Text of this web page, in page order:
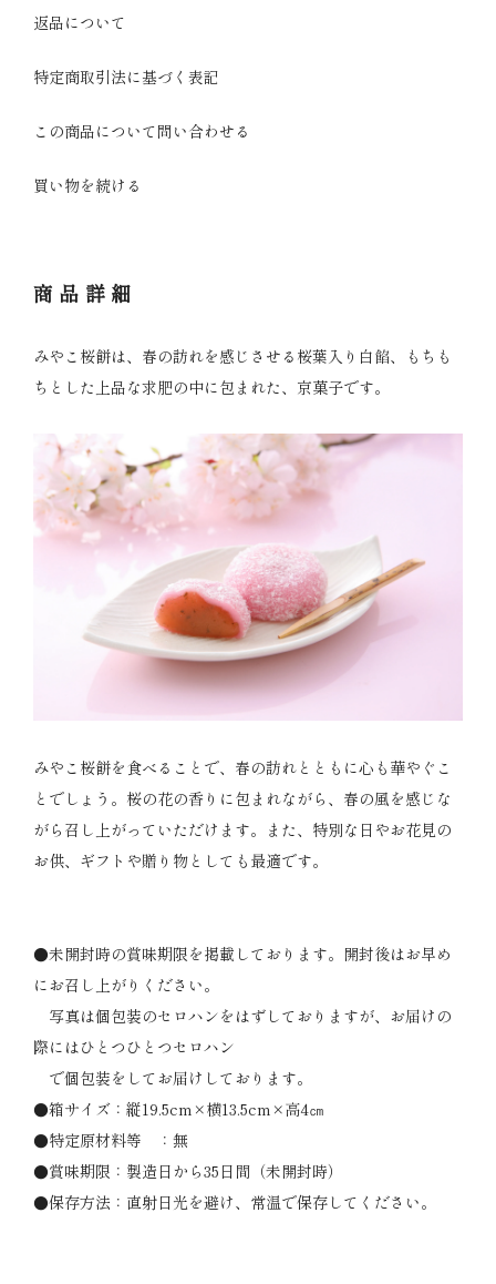
返品について
特定商取引法に基づく表記
この商品について問い合わせる
買い物を続ける
商品詳細
みやこ桜餅は、春の訪れを感じさせる桜葉入り白餡、もちも
ちとした上品な求肥の中に包まれた、京菓子です。
みやこ桜餅を食べることで、春の訪れとともに心も華やぐこ
とでしょう。桜の花の香りに包まれながら、春の風を感じな
がら召し上がっていただけます。また、特別な日やお花見の
お供、ギフトや贈り物としても最適です。
●未開封時の賞味期限を掲載しております。開封後はお早め
にお召し上がりください。
写真は個包装のセロハンをはずしておりますが、お届けの
際にはひとつひとつセロハン
で個包装をしてお届けしております。
●箱サイズ：縦19.5cm×横13.5cm×高4㎝
●特定原材料等 ：無
●賞味期限：製造日から35日間（未開封時）
●保存方法：直射日光を避け、常温で保存してください。